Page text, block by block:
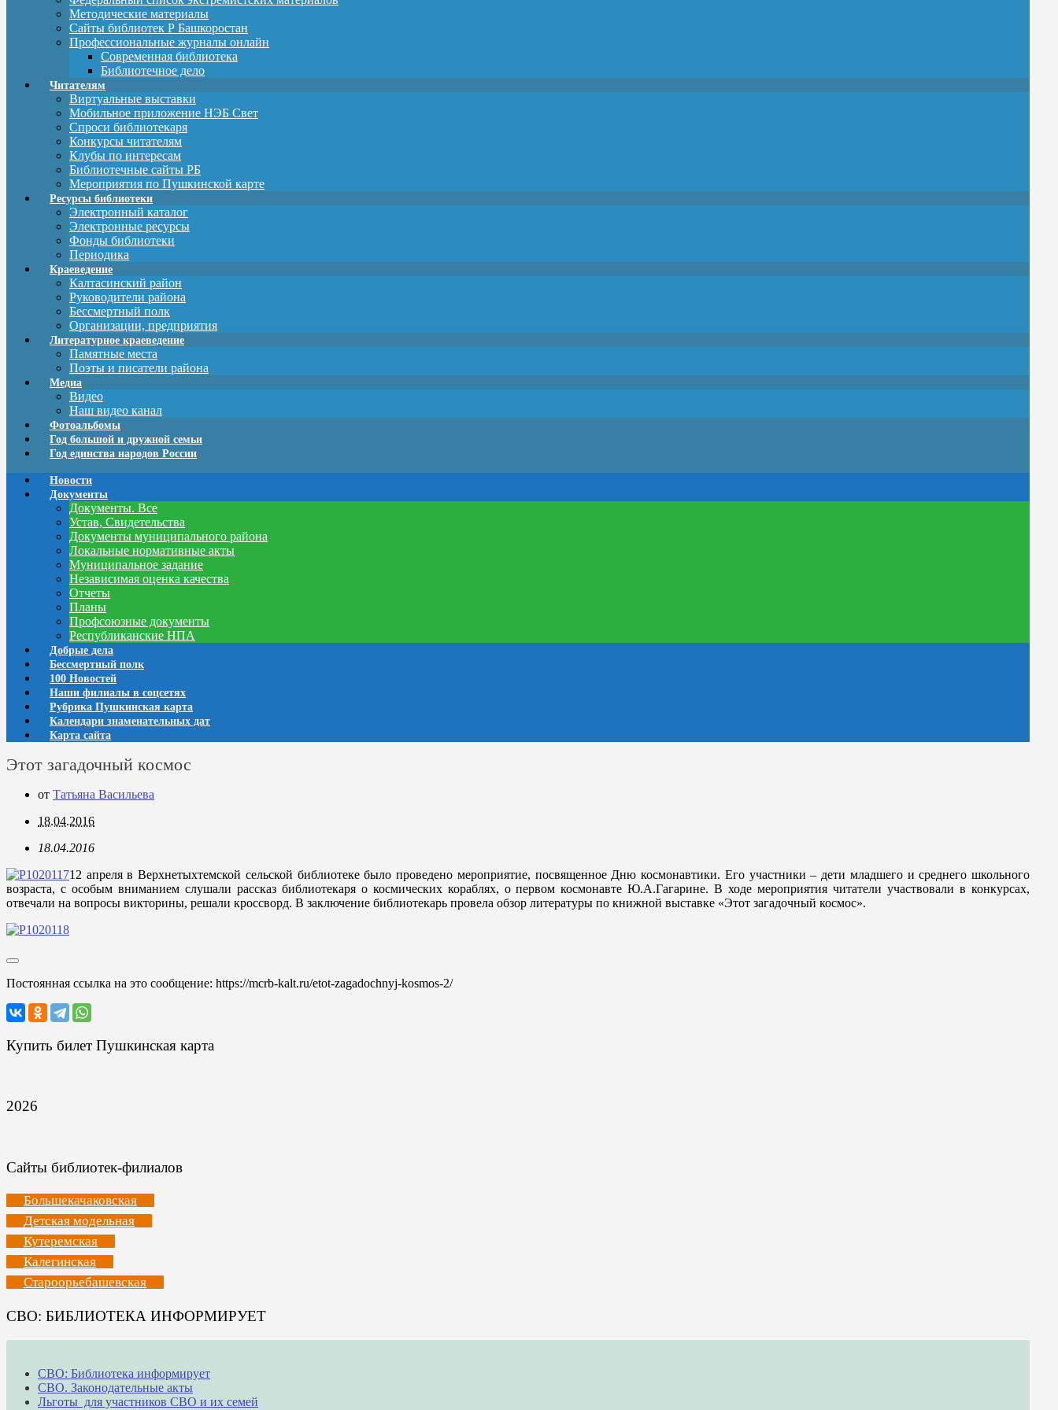
Методические материалы
Сайты библиотек Р Башкоростан
Профессиональные журналы онлайн
Современная библиотека
Библиотечное дело
Читателям
Виртуальные выставки
Мобильное приложение НЭБ Свет
Спроси библиотекаря
Конкурсы читателям
Клубы по интересам
Библиотечные сайты РБ
Мероприятия по Пушкинской карте
Ресурсы библиотеки
Электронный каталог
Электронные ресурсы
Фонды библиотеки
Периодика
Краеведение
Калтасинский район
Руководители района
Бессмертный полк
Организации, предприятия
Литературное краеведение
Памятные места
Поэты и писатели района
Медиа
Видео
Наш видео канал
Фотоальбомы
Год большой и дружной семьи
Год единства народов России
Новости
Документы
Документы. Все
Устав, Свидетельства
Документы муниципального района
Локальные нормативные акты
Муниципальное задание
Независимая оценка качества
Отчеты
Планы
Профсоюзные документы
Республиканские НПА
Добрые дела
Бессмертный полк
100 Новостей
Наши филиалы в соцсетях
Рубрика Пушкинская карта
Календари знаменательных дат
Карта сайта
Этот загадочный космос
от Татьяна Васильева
18.04.2016
18.04.2016
12 апреля в Верхнетыхтемской сельской библиотеке было проведено мероприятие, посвященное Дню космонавтики. Его участники – дети младшего и среднего школьного
возраста, с особым вниманием слушали рассказ библиотекаря о космических кораблях, о первом космонавте Ю.А.Гагарине. В ходе мероприятия читатели участвовали в конкурсах,
отвечали на вопросы викторины, решали кроссворд. В заключение библиотекарь провела обзор литературы по книжной выставке «Этот загадочный космос».
Постоянная ссылка на это сообщение: https://mcrb-kalt.ru/etot-zagadochnyj-kosmos-2/
Купить билет Пушкинская карта
2026
Сайты библиотек-филиалов
Большекачаковская
Детская модельная
Кутеремская
Калегинская
Староорьебашевская
СВО: БИБЛИОТЕКА ИНФОРМИРУЕТ
СВО: Библиотека информирует
СВО. Законодательные акты
Льготы для участников СВО и их семей